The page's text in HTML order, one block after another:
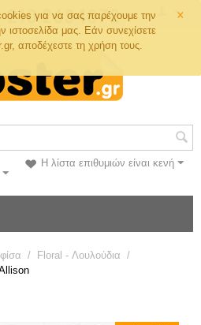
×
για να σας παρέχουμε την
ιστοσελίδα μας. Εάν συνεχίσετε
αποδέχεστε τη χρήση τους.
Η λίστα επιθυμιών είναι κενή
/ Floral - Λουλούδια /